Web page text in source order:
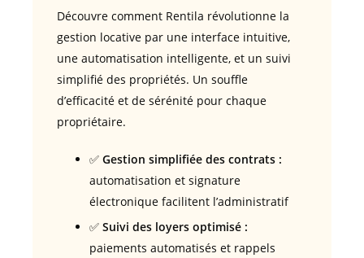
Découvre comment Rentila révolutionne la
gestion locative par une interface intuitive,
une automatisation intelligente, et un suivi
simplifié des propriétés. Un souffle
d’efficacité et de sérénité pour chaque
propriétaire.
✅ Gestion simplifiée des contrats :
automatisation et signature
électronique facilitent l’administratif
✅ Suivi des loyers optimisé :
paiements automatisés et rappels